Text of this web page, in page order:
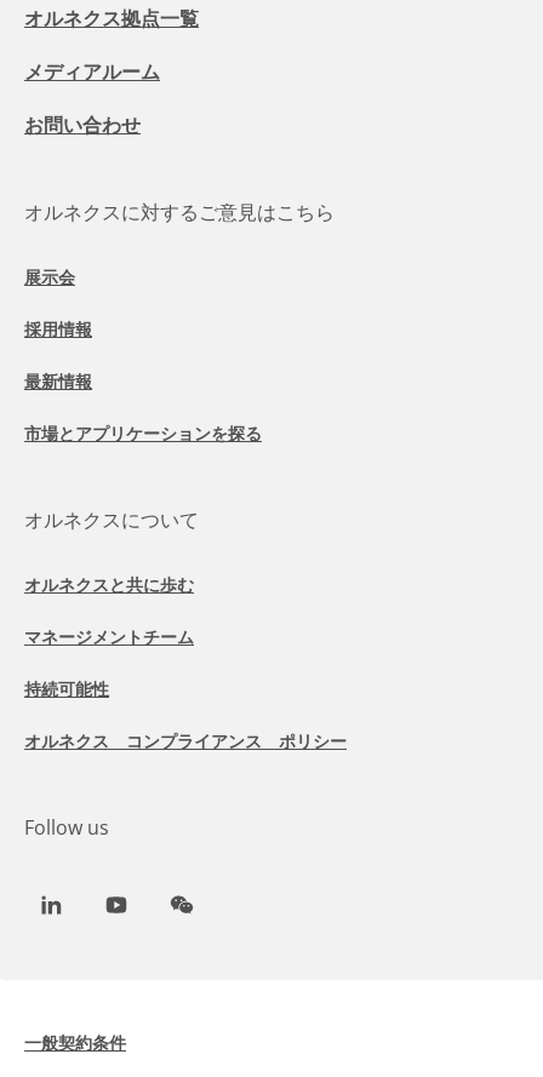
オルネクス拠点一覧
メディアルーム
お問い合わせ
オルネクスに対するご意見はこちら
展示会
採用情報
最新情報
市場とアプリケーションを探る
オルネクスについて
オルネクスと共に歩む
マネージメントチーム
持続可能性
オルネクス コンプライアンス ポリシー
Follow us
LinkedInYoutubeWeChat
一般契約条件